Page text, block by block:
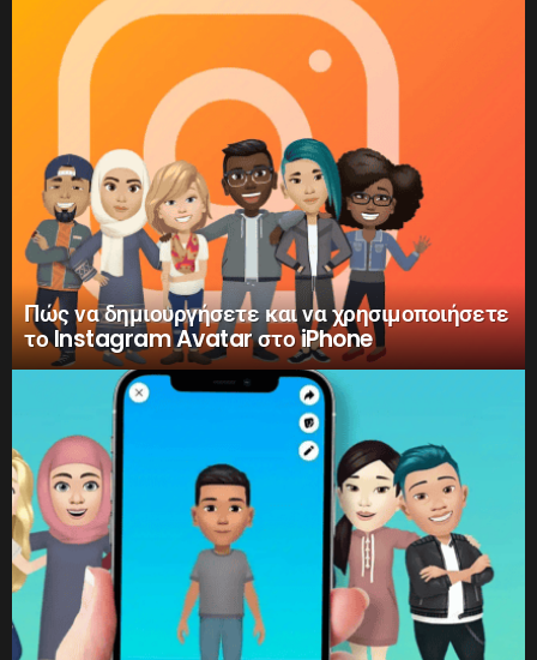
Πώς να δημιουργήσετε και να χρησιμοποιήσετε
το Instagram Avatar στο iPhone